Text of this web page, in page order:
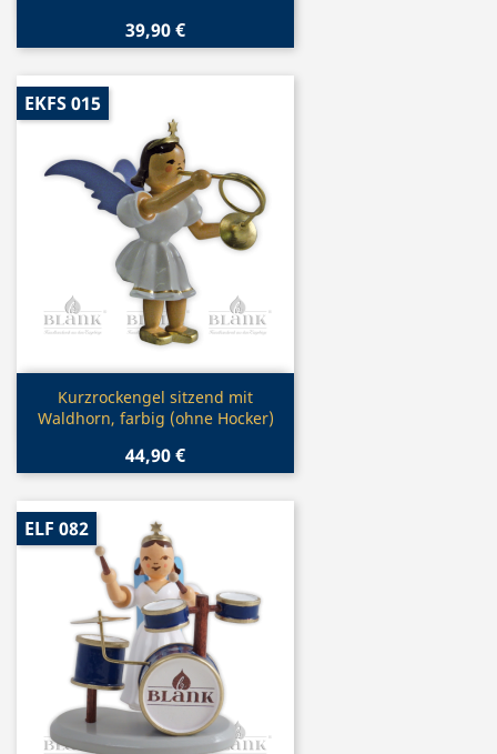
39,90 €
Vorschau
Kurzrockengel sitzend mit
Waldhorn, farbig (ohne Hocker)
44,90 €
EKFS 015
ELF 082